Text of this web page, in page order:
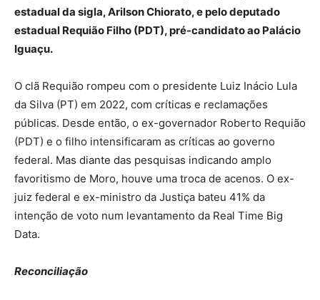
estadual da sigla, Arilson Chiorato, e pelo deputado
estadual Requião Filho (PDT), pré-candidato ao Palácio
Iguaçu.
O clã Requião rompeu com o presidente Luiz Inácio Lula
da Silva (PT) em 2022, com críticas e reclamações
públicas. Desde então, o ex-governador Roberto Requião
(PDT) e o filho intensificaram as críticas ao governo
federal. Mas diante das pesquisas indicando amplo
favoritismo de Moro, houve uma troca de acenos. O ex-
juiz federal e ex-ministro da Justiça bateu 41% da
intenção de voto num levantamento da Real Time Big
Data.
Reconciliação